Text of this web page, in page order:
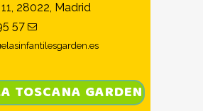
28022, Madrid
57
TOSCANA GARDEN